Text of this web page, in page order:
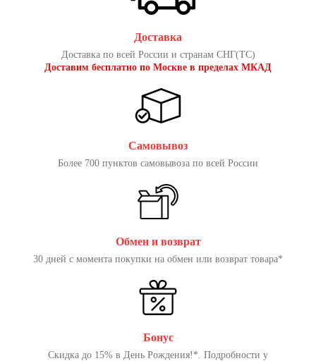
Доставка
Доставка по всей России и странам СНГ(ТС)
Доставим бесплатно по Москве в пределах МКАД
Самовывоз
Более 700 пунктов самовывоза по всей России
Обмен и возврат
30 дней с момента покупки на обмен или возврат товара*
Бонус
Скидка до 15% в День Рождения!*. Подробности у